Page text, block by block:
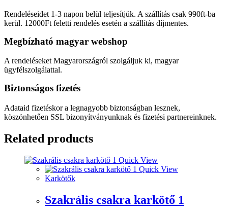
Rendeléseidet 1-3 napon belül teljesítjük. A szállítás csak 990ft-ba
kerül. 12000Ft feletti rendelés esetén a szállítás díjmentes.
Megbízható magyar webshop
A rendeléseket Magyarországról szolgáljuk ki, magyar
ügyfélszolgálattal.
Biztonságos fizetés
Adataid fizetéskor a legnagyobb biztonságban lesznek,
köszönhetően SSL bizonyítványunknak és fizetési partnereinknek.
Related products
Quick View
Quick View
Karkötők
Szakrális csakra karkötő 1